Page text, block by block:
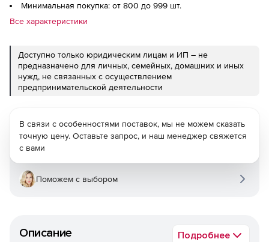
Минимальная покупка: от 800 до 999 шт.
Все характеристики
Доступно только юридическим лицам и ИП – не
предназначено для личных, семейных, домашних и иных
нужд, не связанных с осуществлением
предпринимательской деятельности
Описание Подробнее
В связи с особенностями поставок, мы не можем сказать
точную цену. Оставьте запрос, и наш менеджер свяжется
с вами
Поможем с выбором